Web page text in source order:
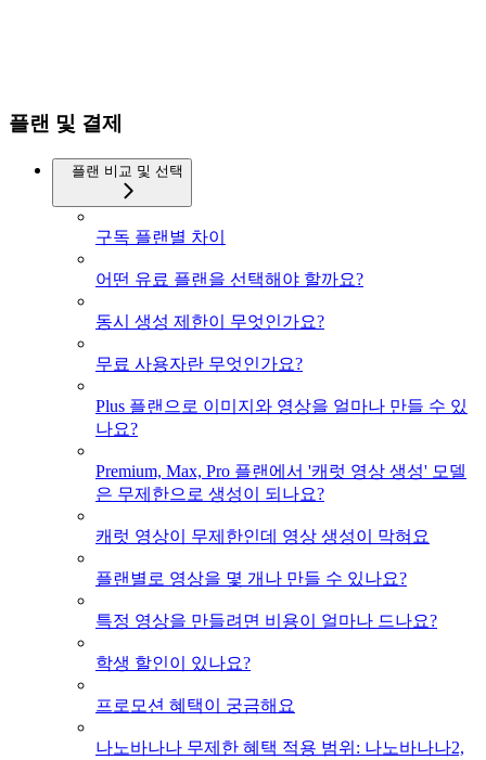
플랜 및 결제
플랜 비교 및 선택
구독 플랜별 차이
어떤 유료 플랜을 선택해야 할까요?
동시 생성 제한이 무엇인가요?
무료 사용자란 무엇인가요?
Plus 플랜으로 이미지와 영상을 얼마나 만들 수 있
나요?
Premium, Max, Pro 플랜에서 '캐럿 영상 생성' 모델
은 무제한으로 생성이 되나요?
캐럿 영상이 무제한인데 영상 생성이 막혀요
플랜별로 영상을 몇 개나 만들 수 있나요?
특정 영상을 만들려면 비용이 얼마나 드나요?
학생 할인이 있나요?
프로모션 혜택이 궁금해요
나노바나나 무제한 혜택 적용 범위: 나노바나나2,